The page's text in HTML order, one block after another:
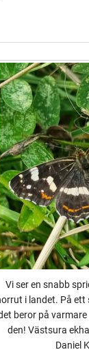
Vi ser en snabb
i landet. På
beror på
den! Västsura
Daniel